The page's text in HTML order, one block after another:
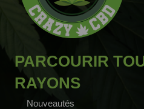
PARCOURIR
RAYONS
Nouveautés